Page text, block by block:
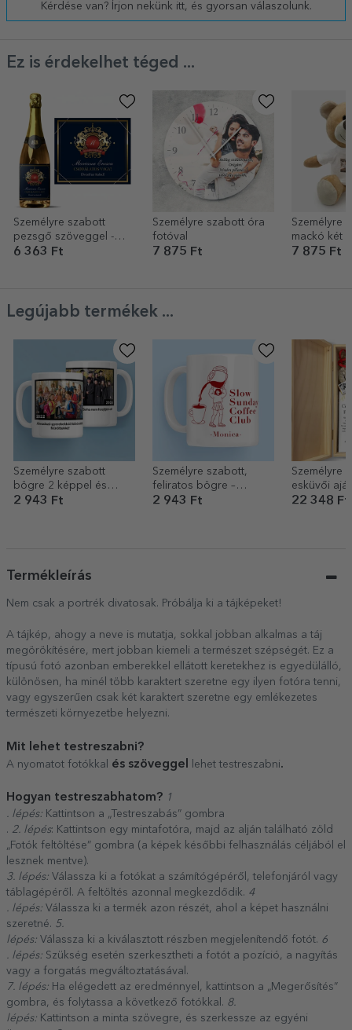
Kérdése van? Írjon nekünk itt, és gyorsan válaszolunk.
Ez is érdekelhet téged ...
Személyre szabott
pezsgő szöveggel -
Heraldika
6 363 Ft
Személyre szabott óra
fotóval
7 875 Ft
Személyre
mackó két
7 875 Ft
Legújabb termékek ...
Személyre szabott
bögre 2 képpel és
szöveggel – Emlékek
2 943 Ft
Személyre szabott,
feliratos bögre –
Coffee Club
2 943 Ft
Személyre
esküvői
22 348 Ft
Termékleírás
Nem csak a portrék divatosak. Próbálja ki a tájképeket!
A tájkép, ahogy a neve is mutatja, sokkal jobban alkalmas a táj
megörökítésére, mert jobban kiemeli a természet szépségét. Ez a
típusú fotó azonban emberekkel ellátott keretekhez is egyedülálló,
különösen, ha minél több karaktert szeretne egy ilyen fotóra tenni,
vagy egyszerűen csak két karaktert szeretne egy emlékezetes
természeti környezetbe helyezni.
Mit lehet testreszabni?
A nyomatot fotókkal és szöveggel lehet testreszabni.
Hogyan testreszabhatom? 1
. lépés: Kattintson a „Testreszabás” gombra
. 2. lépés: Kattintson egy mintafotóra, majd az alján található zöld
„Fotók feltöltése” gombra (a képek későbbi felhasználás céljából el
lesznek mentve).
3. lépés: Válassza ki a fotókat a számítógépéről, telefonjáról vagy
táblagépéről. A feltöltés azonnal megkezdődik. 4
. lépés: Válassza ki a termék azon részét, ahol a képet használni
szeretné. 5.
lépés: Válassza ki a kiválasztott részben megjelenítendő fotót. 6
. lépés: Szükség esetén szerkesztheti a fotót a pozíció, a nagyítás
vagy a forgatás megváltoztatásával.
7. lépés: Ha elégedett az eredménnyel, kattintson a „Megerősítés”
gombra, és folytassa a következő fotókkal. 8.
lépés: Kattintson a minta szövegre, és szerkessze az egyéni